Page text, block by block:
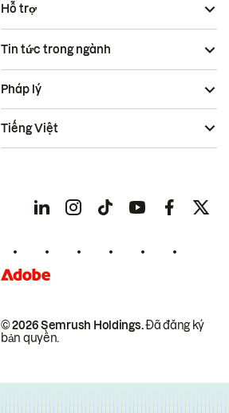
Hỗ trợ
Tin tức trong ngành
© 2026 Semrush Holdings.Đã đăng ký
bản quyền.
Pháp lý
Tiếng Việt